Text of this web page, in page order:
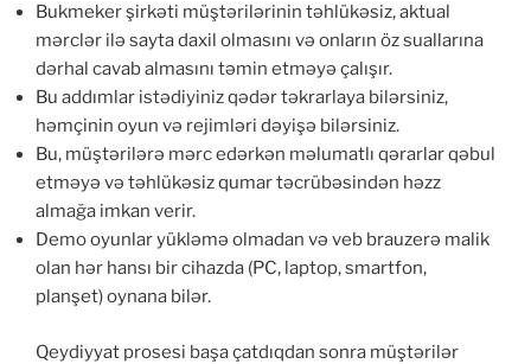
Bukmeker şirkəti müştərilərinin təhlükəsiz, aktual
mərclər ilə sayta daxil olmasını və onların öz suallarına
dərhal cavab almasını təmin etməyə çalışır.
Bu addımlar istədiyiniz qədər təkrarlaya bilərsiniz,
həmçinin oyun və rejimləri dəyişə bilərsiniz.
Bu, müştərilərə mərc edərkən məlumatlı qərarlar qəbul
etməyə və təhlükəsiz qumar təcrübəsindən həzz
almağa imkan verir.
Demo oyunlar yükləmə olmadan və veb brauzerə malik
olan hər hansı bir cihazda (PC, laptop, smartfon,
planşet) oynana bilər.
Qeydiyyat prosesi başa çatdıqdan sonra müştərilər